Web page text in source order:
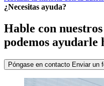
¿Necesitas ayuda?
Hable con
podemos ayudarle
Póngase en contacto Enviar un